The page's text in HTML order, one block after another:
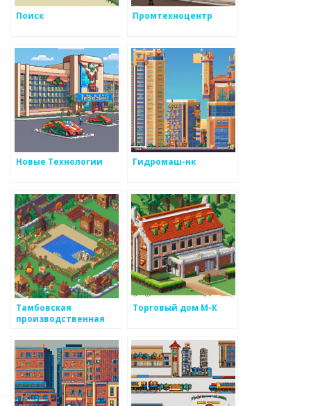
Поиск Промтехноцентр
Новые Технологии Гидромаш-нк
Тамбовская
производственная
Торговый дом М-К